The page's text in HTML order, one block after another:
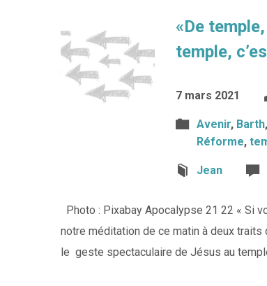
«De
temple,
7 mars 2021
Avenir, Barth,
Réforme,
Jean
Photo : Pixabay Apocalypse 21 22 « Si
notre méditation de ce matin à deux
le geste spectaculaire de Jésus au